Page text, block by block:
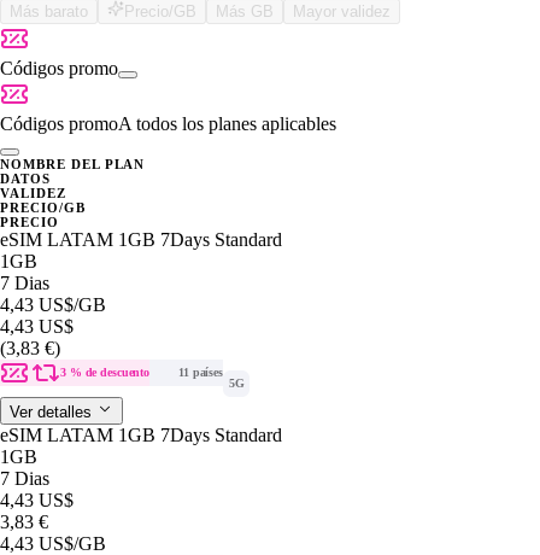
Más barato Precio/GB Más GB Mayor validez
Códigos promo
Códigos promoA todos los planes aplicables
NOMBRE DEL PLAN
DATOS
VALIDEZ
PRECIO/GB
PRECIO
eSIM LATAM 1GB 7Days Standard
1GB
7 Dias
4,43 US$/GB
4,43 US$
(3,83 €)
3 % de descuento
11 países
5G
Ver detalles
eSIM LATAM 1GB 7Days Standard
1GB
7 Dias
4,43 US$
3,83 €
4,43 US$/GB